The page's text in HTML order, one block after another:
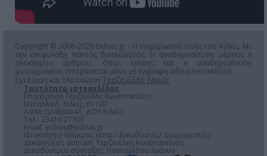
Copyright © 2006-2026 Eidisis.gr - Η ενημερωτική πύλη του Κιλκίς. Με
την επιφύλαξη παντός δικαιώματος. Η αναδημοσίευση μέρους ή
ολόκληρου άρθρου, όπως επίσης και η αναδημοσίευση
φωτογραφίας επιτρέπεται μόνο μέ έγγραφη άδεια του εκδότη.
Σχεδίαση και Υλοποίηση Τερζενίδης Νικος
Ταυτότητα ιστοσελίδας
Επιχείρηση Τερζενίδης Κωνσταντίνος
Μεταλλικό, Κιλκίς, 61100
ΑΦΜ: 024638641, ΔΟΥ Κιλκίς
Τηλ.: 23410 27307
Email: eidisis@eidisis.gr
Ιδιοκτήτης/ Νόμιμος εκπρ./ Διευθυντής/ Διαχειριστής/
Δικαιούχος domain: Τερζενίδης Κωνσταντίνος
Διευθύντρια σύνταξης: Παγλαρίδου Ιωάννα